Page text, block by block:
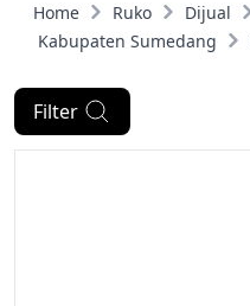
Home Ruko Dijual
Kabupaten Sumedang
Filter